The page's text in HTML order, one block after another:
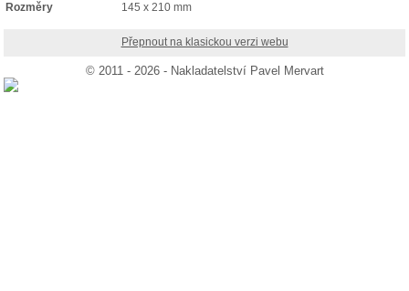
Rozměry
145 x 210 mm
Přepnout na klasickou verzi webu
© 2011 - 2026 - Nakladatelství Pavel Mervart